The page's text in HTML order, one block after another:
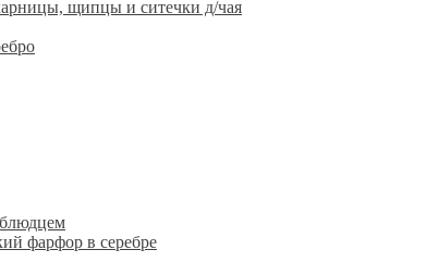
щипцы и ситечки д/чая
фарфор в серебре